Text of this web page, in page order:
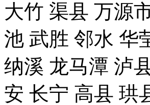
大竹 渠县 万源
池 武胜 邻水 华
纳溪 龙马潭 泸
安 长宁 高县 珙